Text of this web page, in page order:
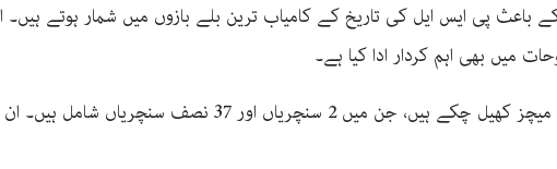
کے باعث پی ایس ایل کی تاریخ کے کامیاب ترین بلے بازوں میں شمار ہوتے
میں بھی اہم کردار ادا کیا ہے۔
اعداد و شمار کے مطابق بابر اعظم اب تک پی ایس ایل میں 105 میچز کھیل چکے ہیں،